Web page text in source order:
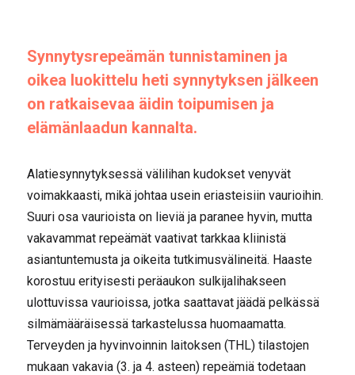
Synnytysrepeämän tunnistaminen ja
oikea luokittelu heti synnytyksen jälkeen
on ratkaisevaa äidin toipumisen ja
elämänlaadun kannalta.
Alatiesynnytyksessä välilihan kudokset venyvät
voimakkaasti, mikä johtaa usein eriasteisiin vaurioihin.
Suuri osa vaurioista on lieviä ja paranee hyvin, mutta
vakavammat repeämät vaativat tarkkaa kliinistä
asiantuntemusta ja oikeita tutkimusvälineitä. Haaste
korostuu erityisesti peräaukon sulkijalihakseen
ulottuvissa vaurioissa, jotka saattavat jäädä pelkässä
silmämääräisessä tarkastelussa huomaamatta.
Terveyden ja hyvinvoinnin laitoksen (THL) tilastojen
mukaan vakavia (3. ja 4. asteen) repeämiä todetaan